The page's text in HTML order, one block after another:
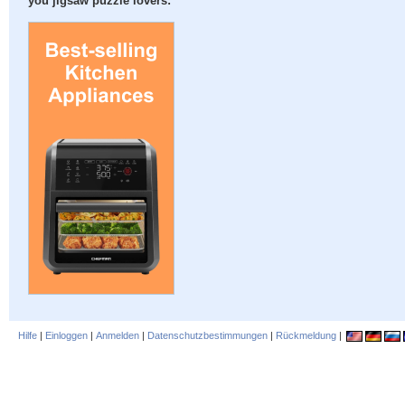
Hilfe | Einloggen | Anmelden | Datenschutzbestimmungen | Rückmeldung |